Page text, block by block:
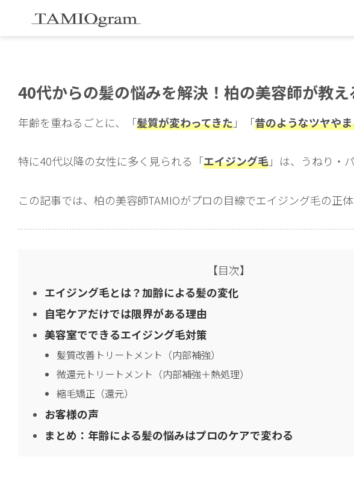
40代からの髪の悩みを解決！柏の美容師が教
年齢を重ねるごとに、「髪質が変わってきた」「昔のようなツヤや
特に40代以降の女性に多く見られる「エイジング毛」は、うねり・
この記事では、柏の美容師TAMIOがプロの目線でエイジング毛の正
【目次】
エイジング毛とは？加齢による髪の変化
自宅ケアだけでは限界がある理由
美容室でできるエイジング毛対策
髪質改善トリートメント（内部補強）
微還元トリートメント（内部補強＋熱処理）
縮毛矯正（還元）
お客様の声
まとめ：年齢による髪の悩みはプロのケアで変わる